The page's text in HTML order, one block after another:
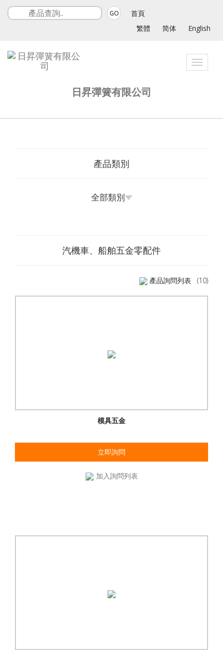
GO
首頁
繁體
简体 English
Toggle
日昇彈簧有限公司
產品類別
全部類別
汽機車、船舶五金零配件
產品詢問列表 (10)
模具五金
立即詢問
加入詢問列表